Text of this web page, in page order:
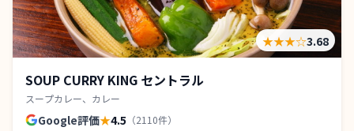
★★★☆3.68
SOUP CURRY KING セントラル
スープカレー、カレー
Google評価★4.5 （2110件）